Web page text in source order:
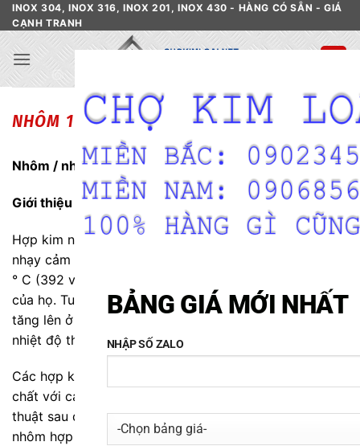
Skip
to
content
INOX 304, INOX 316, INOX 201, INOX 430 - HÀNG CÓ SẴN - GIÁ
CẠNH TRANH
NHÔM 1100
Nhôm / nhôm hợp kim 1100(UNS J91100)
Giới thiệu
Hợp kim nhôm / nhôm chống ăn mòn mạnh. Họ rất
nhạy cảm với nhiệt độ cao khác nhau, từ 200 đến 250
° C (392 và 482 ° F) và có thể mất một số sức mạnh
của họ. Tuy nhiên, sức mạnh của hợp kim nhôm có thể
tăng lên ở nhiệt độ subzero, làm cho chúng hợp kim ở
nhiệt độ thấp lý tưởng.
Các hợp kim nhôm
chất với các đặc tính hình thành xuất sắc. Thông số kỹ
thuật sau đây sẽ cung cấp thêm chi tiết về nhôm /
nhôm hợp kim 1100.
BẢNG GIÁ MỚI NHẤT
NHẬP SỐ ZALO